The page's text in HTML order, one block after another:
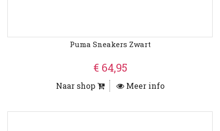
Puma Sneakers Zwart
€ 64,95
Naar shop Meer info